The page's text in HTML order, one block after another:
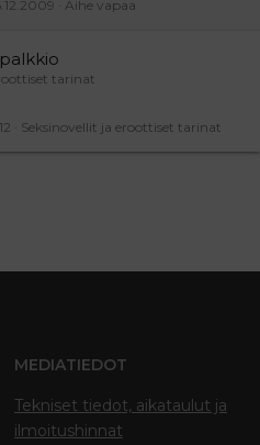
Aihe vapaa
tarinat
Seksinovellit ja eroottiset tarinat
MEDIATIEDOT
Tekniset tiedot, aikataulut ja
ilmoitushinnat